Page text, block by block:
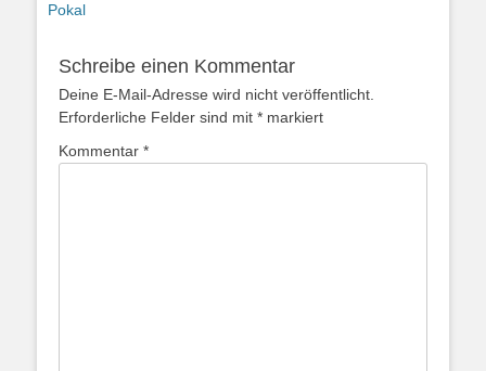
Pokal
Schreibe einen Kommentar
Deine E-Mail-Adresse wird nicht veröffentlicht.
Erforderliche Felder sind mit * markiert
Kommentar *